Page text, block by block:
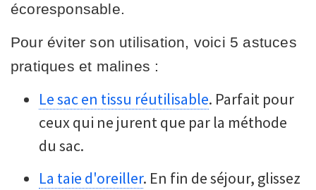
écoresponsable.
Pour éviter son utilisation, voici 5 astuces
pratiques et malines :
Le sac en tissu réutilisable. Parfait pour
ceux qui ne jurent que par la méthode
du sac.
La taie d'oreiller. En fin de séjour, glissez